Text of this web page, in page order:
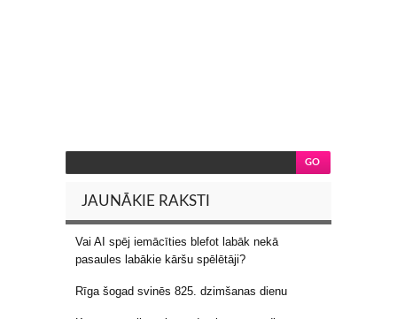
JAUNĀKIE RAKSTI
Vai AI spēj iemācīties blefot labāk nekā
pasaules labākie kāršu spēlētāji?
Rīga šogad svinēs 825. dzimšanas dienu